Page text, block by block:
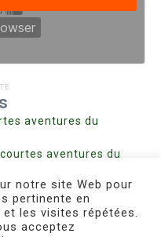
aventures du
courtes aventures du
à Mulhouse
notre site Web pour
pertinente en
les visites répétées.
acceptez